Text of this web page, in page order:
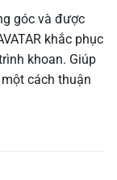
góc và được
khắc phục
khoan. Giúp
cách thuận